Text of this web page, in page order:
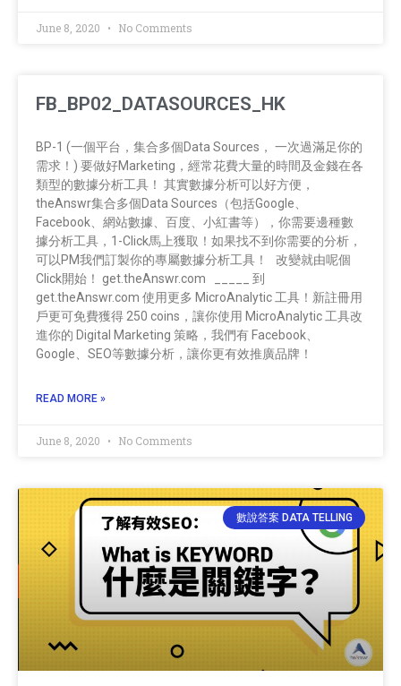
June 8, 2020 No Comments
FB_BP02_DATASOURCES_HK
BP-1 (一個平台，集合多個Data Sources， 一次過滿足你的
需求！) 要做好Marketing，經常花費大量的時間及金錢在各
類型的數據分析工具！ 其實數據分析可以好方便，
theAnswr集合多個Data Sources（包括Google、
Facebook、網站數據、百度、小紅書等），你需要邊種數
據分析工具，1-Click馬上獲取！如果找不到你需要的分析，
可以PM我們訂製你的專屬數據分析工具！ 改變就由呢個
Click開始！ get.theAnswr.com _____ 到
get.theAnswr.com 使用更多 MicroAnalytic 工具！新註冊用
戶更可免費獲得 250 coins，讓你使用 MicroAnalytic 工具改
進你的 Digital Marketing 策略，我們有 Facebook、
Google、SEO等數據分析，讓你更有效推廣品牌！
READ MORE »
June 8, 2020 No Comments
數說答案 DATA TELLING